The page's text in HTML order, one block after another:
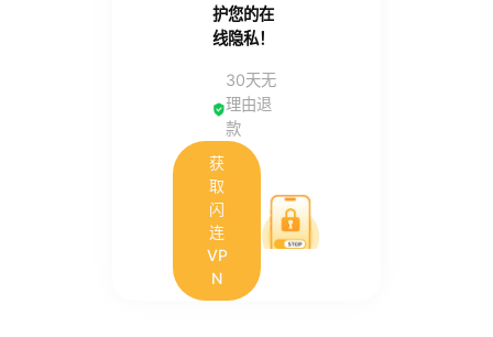
护您的在
线隐私！
30天无
理由退
款
获
取
闪
连
VP
N